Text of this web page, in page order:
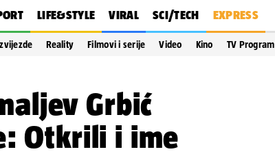
LIFE&STYLE VIRAL SCI/TECH EXPRESS
Reality Filmovi i serije Video Kino TV Program
Grbić
Otkrili i ime